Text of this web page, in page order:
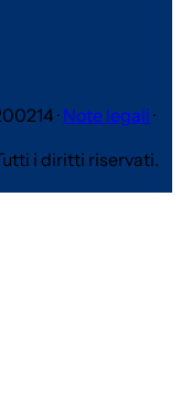
· Note legali ·
i diritti riservati.